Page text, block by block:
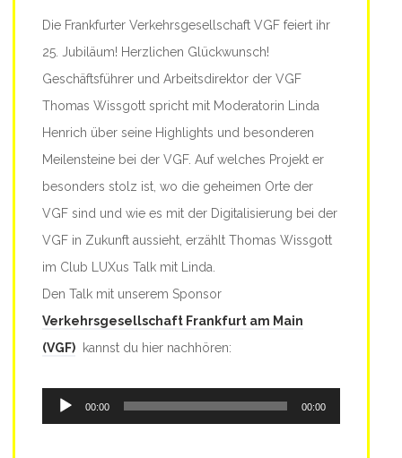
Die Frankfurter Verkehrsgesellschaft VGF feiert ihr
25. Jubiläum! Herzlichen Glückwunsch!
Geschäftsführer und Arbeitsdirektor der VGF
Thomas Wissgott spricht mit Moderatorin Linda
Henrich über seine Highlights und besonderen
Meilensteine bei der VGF. Auf welches Projekt er
besonders stolz ist, wo die geheimen Orte der
VGF sind und wie es mit der Digitalisierung bei der
VGF in Zukunft aussieht, erzählt Thomas Wissgott
im Club LUXus Talk mit Linda.
Den Talk mit unserem Sponsor
Verkehrsgesellschaft Frankfurt am Main
(VGF) kannst du hier nachhören:
Audio-
Player
00:00 00:00